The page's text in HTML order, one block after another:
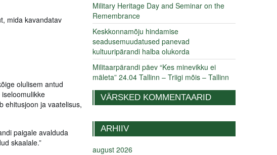
mida kavandatav
olulisem antud
ehitusjoon ja vaatelisus,
paigale avalduda
skaalale.”
Military Heritage Day and Seminar on the
Remembrance
Keskkonnamõju hindamise
seadusemuudatused panevad
kultuuripärandi halba olukorda
Militaarpärandi päev “Kes minevikku ei
mäleta” 24.04 Tallinn – Triigi mõis – Tallinn
VÄRSKED KOMMENTAARID
ARHIIV
august 2026